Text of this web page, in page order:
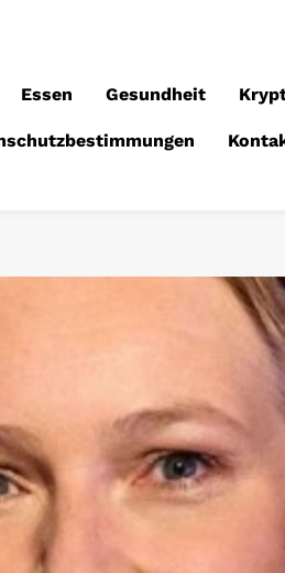
Essen Gesundheit